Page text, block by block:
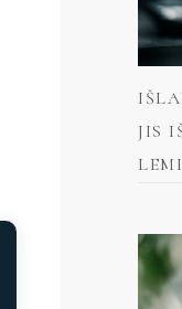
JIS